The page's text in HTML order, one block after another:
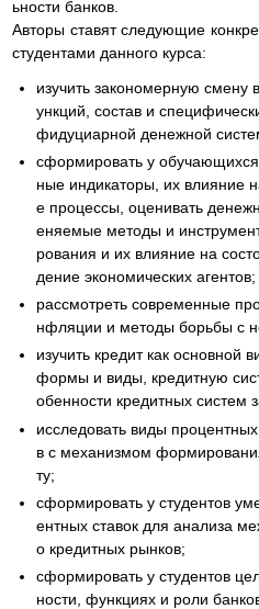
ьности банков.
Авторы ставят следующие
студентами данного курса:
изучить закономерную смену
ункций, состав и
фидуциарной денежной
сформировать у
ные индикаторы, их влияние
е процессы, оценивать
еняемые методы и
рования и их влияние на
дение экономических агентов;
рассмотреть современные
нфляции и методы борьбы с
изучить кредит как основной
формы и виды, кредитную
обенности кредитных систем
исследовать виды
в с механизмом
ту;
сформировать у студентов
ентных ставок для анализа
о кредитных рынков;
сформировать у студентов
ности, функциях и роли